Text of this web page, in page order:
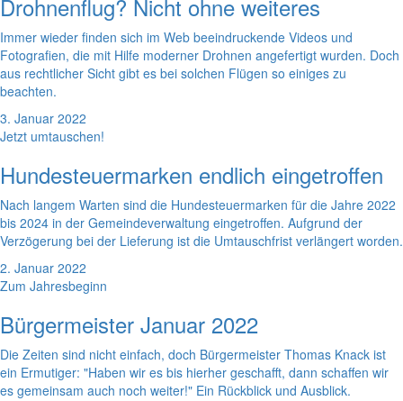
Drohnenflug? Nicht ohne weiteres
Immer wieder finden sich im Web beeindruckende Videos und
Fotografien, die mit Hilfe moderner Drohnen angefertigt wurden. Doch
aus rechtlicher Sicht gibt es bei solchen Flügen so einiges zu
beachten.
3. Januar 2022
Jetzt umtauschen!
Hundesteuermarken endlich eingetroffen
Nach langem Warten sind die Hundesteuermarken für die Jahre 2022
bis 2024 in der Gemeindeverwaltung eingetroffen. Aufgrund der
Verzögerung bei der Lieferung ist die Umtauschfrist verlängert worden.
2. Januar 2022
Zum Jahresbeginn
Bürgermeister Januar 2022
Die Zeiten sind nicht einfach, doch Bürgermeister Thomas Knack ist
ein Ermutiger: "Haben wir es bis hierher geschafft, dann schaffen wir
es gemeinsam auch noch weiter!" Ein Rückblick und Ausblick.